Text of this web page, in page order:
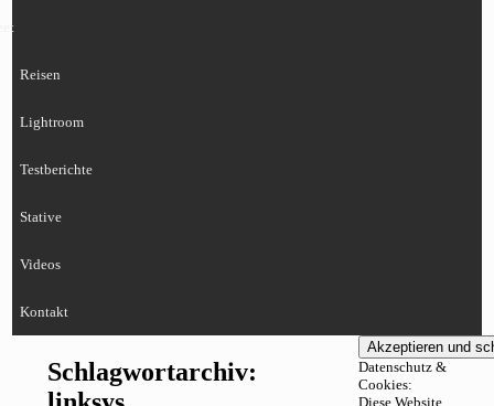
Reisen
Lightroom
Testberichte
Stative
Videos
Kontakt
Schlagwortarchiv:
Datenschutz &
Cookies:
Diese Website